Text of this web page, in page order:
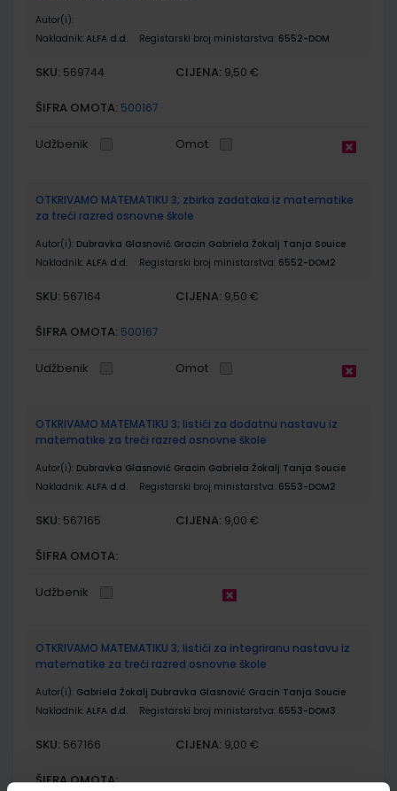
Autor(i):
Nakladnik: ALFA d.d. Registarski broj ministarstva: 6552-DOM
SKU: 569744 CIJENA: 9,50 €
ŠIFRA OMOTA: 500167
Udžbenik Omot
OTKRIVAMO MATEMATIKU 3; zbirka zadataka iz matematike
za treći razred osnovne škole
Autor(i): Dubravka Glasnović Gracin Gabriela Žokalj Tanja Souice
Nakladnik: ALFA d.d. Registarski broj ministarstva: 6552-DOM2
SKU: 567164 CIJENA: 9,50 €
ŠIFRA OMOTA: 500167
Udžbenik Omot
OTKRIVAMO MATEMATIKU 3; listići za dodatnu nastavu iz
matematike za treći razred osnovne škole
Autor(i): Dubravka Glasnović Gracin Gabriela Žokalj Tanja Soucie
Nakladnik: ALFA d.d. Registarski broj ministarstva: 6553-DOM2
SKU: 567165 CIJENA: 9,00 €
ŠIFRA OMOTA:
Udžbenik
OTKRIVAMO MATEMATIKU 3; listići za integriranu nastavu iz
matematike za treći razred osnovne škole
Autor(i): Gabriela Žokalj Dubravka Glasnović Gracin Tanja Soucie
Nakladnik: ALFA d.d. Registarski broj ministarstva: 6553-DOM3
SKU: 567166 CIJENA: 9,00 €
ŠIFRA OMOTA: